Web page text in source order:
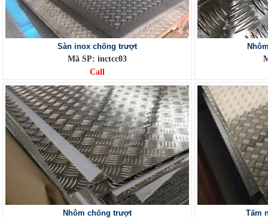
Sàn inox chống trượt
Mã SP: inctcc03
Call
Nhôm chống trượt
Tấm